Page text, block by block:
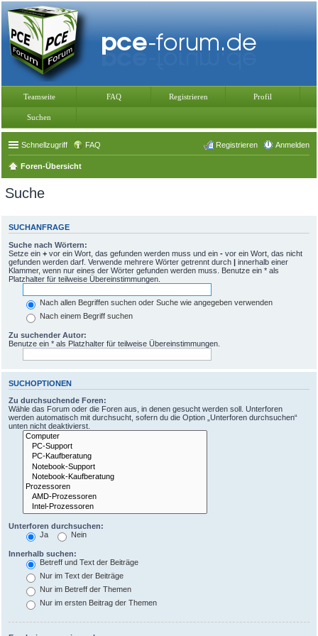
Teamseite FAQ Registrieren Profil
Suchen
Schnellzugriff FAQ Anmelden
Registrieren
Foren-Übersicht
Suche
SUCHANFRAGE
Suche nach Wörtern:
Setze ein + vor ein Wort, das gefunden werden muss und ein - vor ein Wort, das nicht
gefunden werden darf. Verwende mehrere Wörter getrennt durch | innerhalb einer
Klammer, wenn nur eines der Wörter gefunden werden muss. Benutze ein * als
Platzhalter für teilweise Übereinstimmungen.
Nach allen Begriffen suchen oder Suche wie angegeben verwenden
Nach einem Begriff suchen
Zu suchender Autor:
Benutze ein * als Platzhalter für teilweise Übereinstimmungen.
SUCHOPTIONEN
Zu durchsuchende Foren:
Wähle das Forum oder die Foren aus, in denen gesucht werden soll. Unterforen
werden automatisch mit durchsucht, sofern du die Option „Unterforen durchsuchen“
unten nicht deaktivierst.
Unterforen durchsuchen:
Ja
Nein
Innerhalb suchen:
Betreff und Text der Beiträge
Nur im Text der Beiträge
Nur im Betreff der Themen
Nur im ersten Beitrag der Themen